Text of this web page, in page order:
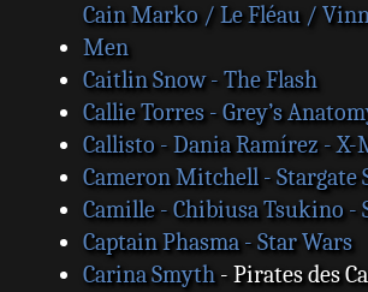
Cain Marko / Le Fléau /
Men
Caitlin Snow - The Flash
Callie Torres - Grey’s
Callisto - Dania Ramírez - X-
Cameron Mitchell - Stargate
Camille - Chibiusa Tsukino -
Captain Phasma - Star Wars
Carina Smyth- Pirates des